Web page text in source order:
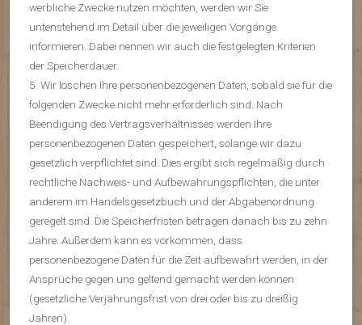
werbliche Zwecke nutzen möchten, werden wir Sie
untenstehend im Detail über die jeweiligen Vorgänge
informieren. Dabei nennen wir auch die festgelegten Kriterien
der Speicherdauer.
5. Wir löschen Ihre personenbezogenen Daten, sobald sie für die
folgenden Zwecke nicht mehr erforderlich sind. Nach
Beendigung des Vertragsverhältnisses werden Ihre
personenbezogenen Daten gespeichert, solange wir dazu
gesetzlich verpflichtet sind. Dies ergibt sich regelmäßig durch
rechtliche Nachweis- und Aufbewahrungspflichten, die unter
anderem im Handelsgesetzbuch und der Abgabenordnung
geregelt sind. Die Speicherfristen betragen danach bis zu zehn
Jahre. Außerdem kann es vorkommen, dass
personenbezogene Daten für die Zeit aufbewahrt werden, in der
Ansprüche gegen uns geltend gemacht werden können
(gesetzliche Verjährungsfrist von drei oder bis zu dreißig
Jahren).